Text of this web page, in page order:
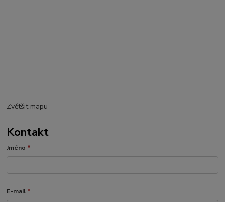
Zvětšit mapu
Kontakt
Jméno *
E-mail *